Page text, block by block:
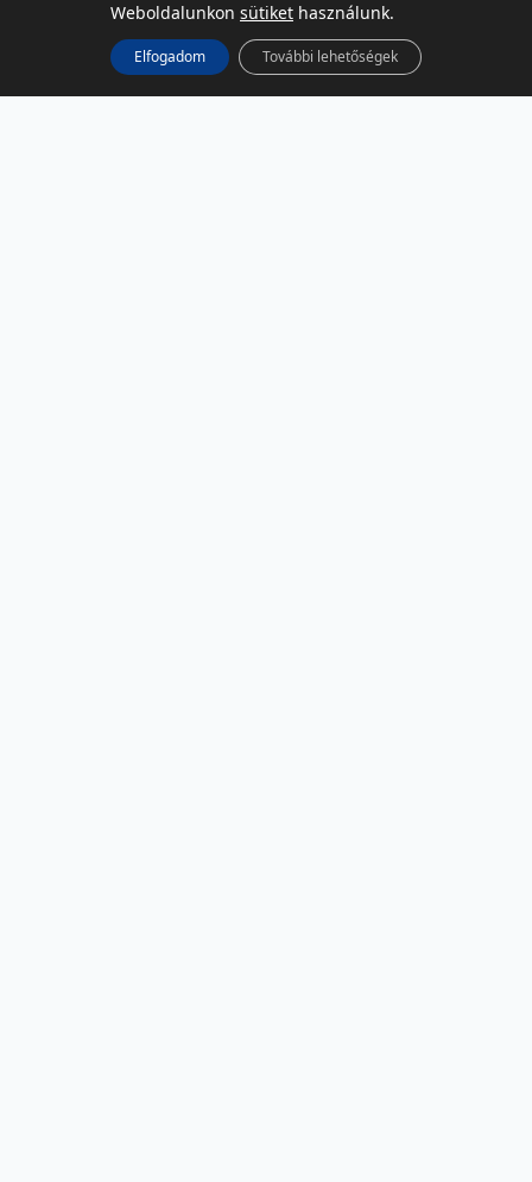
Weboldalunkon sütiket használunk.
Elfogadom További lehetőségek